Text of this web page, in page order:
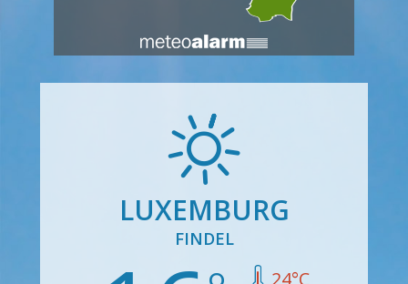
LUXEMBURG
FINDEL
24°C